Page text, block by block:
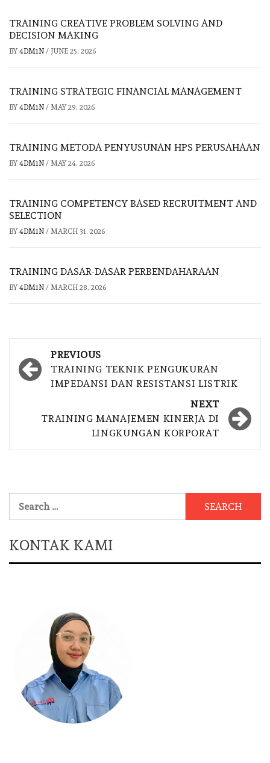
TRAINING CREATIVE PROBLEM SOLVING AND
DECISION MAKING
BY 4DM1N / JUNE 25, 2026
TRAINING STRATEGIC FINANCIAL MANAGEMENT
BY 4DM1N / MAY 29, 2026
TRAINING METODA PENYUSUNAN HPS PERUSAHAAN
BY 4DM1N / MAY 24, 2026
TRAINING COMPETENCY BASED RECRUITMENT AND
SELECTION
BY 4DM1N / MARCH 31, 2026
TRAINING DASAR-DASAR PERBENDAHARAAN
BY 4DM1N / MARCH 28, 2026
Post
navigation
PREVIOUS
TRAINING TEKNIK PENGUKURAN
IMPEDANSI DAN RESISTANSI LISTRIK
NEXT
TRAINING MANAJEMEN KINERJA DI
LINGKUNGAN KORPORAT
for:
KONTAK KAMI